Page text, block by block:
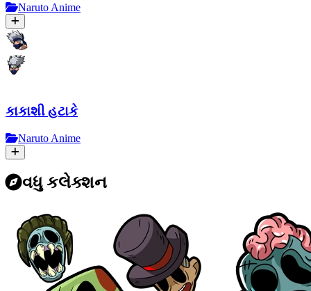
Naruto Anime
કાકાશી હટાકે
Naruto Anime
વધુ કલેક્શન